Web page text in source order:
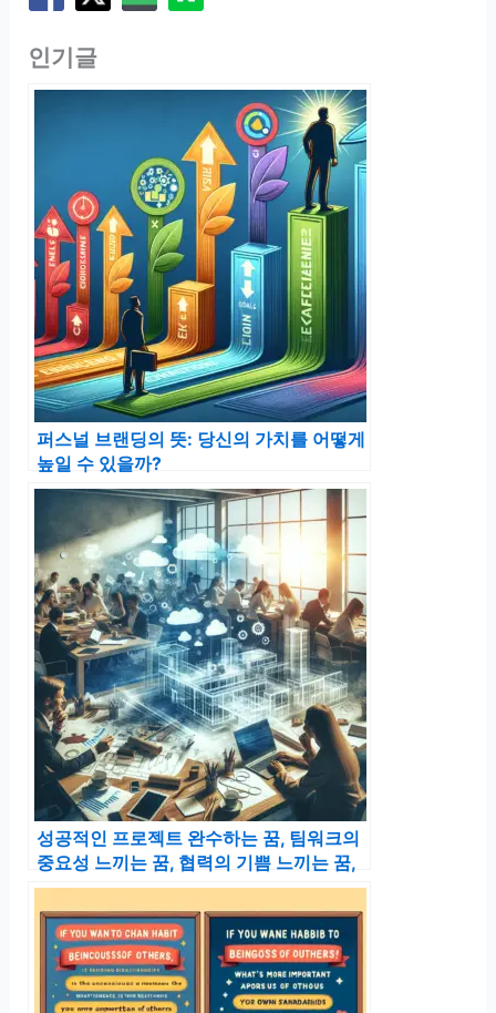
인기글
퍼스널 브랜딩의 뜻: 당신의 가치를 어떻게
높일 수 있을까?
성공적인 프로젝트 완수하는 꿈, 팀워크의
중요성 느끼는 꿈, 협력의 기쁨 느끼는 꿈,
목표 달성하는 꿈 해몽